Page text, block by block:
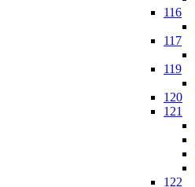
116
117
119
120
121
122